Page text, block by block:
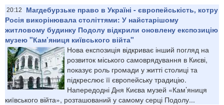
20:12
Магдебурзьке право в Україні - європейськість, котру
Росія викорінювала століттями: У найстарішому
житловому будинку Подолу відкрили оновлену експозицію
музею "Кам’яниця київського війта"
Нова експозиція відкриває інший погляд на
розвиток міського самоврядування в Києві,
показує роль громади у житті столиці та
підкреслює її європейську традицію.
Напередодні Дня Києва музей «Кам’яниця
київського війта», розташований у самому серці Подолу...